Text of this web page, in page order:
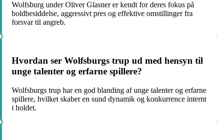
Wolfsburg under Oliver Glasner er kendt for deres fokus på
boldbesiddelse, aggressivt pres og effektive omstillinger fra
forsvar til angreb.
Hvordan ser Wolfsburgs trup ud med hensyn til
unge talenter og erfarne spillere?
Wolfsburgs trup har en god blanding af unge talenter og erfarne
spillere, hvilket skaber en sund dynamik og konkurrence internt
i holdet.